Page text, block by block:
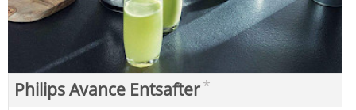
Philips Avance Entsafter*